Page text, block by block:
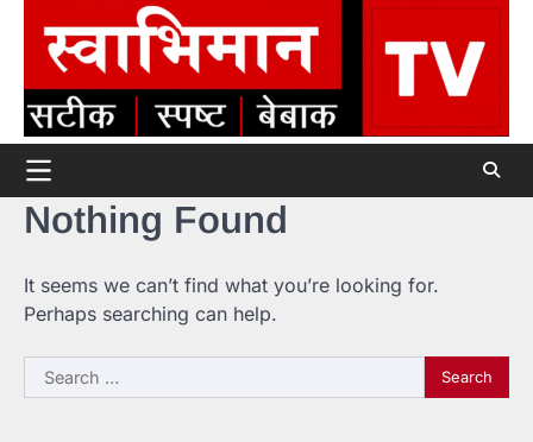
content
Nothing Found
It seems we can’t find what you’re looking for.
Perhaps searching can help.
Search
for: